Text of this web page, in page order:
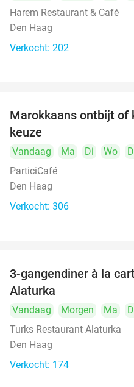
Harem Restaurant & Café
Den Haag
Verkocht: 202
Marokkaans ontbijt of
keuze
Vandaag Ma Di Wo
ParticiCafé
Den Haag
Verkocht: 306
3-gangendiner à la
Alaturka
Vandaag Morgen Ma
Turks Restaurant Alaturka
Den Haag
Verkocht: 174